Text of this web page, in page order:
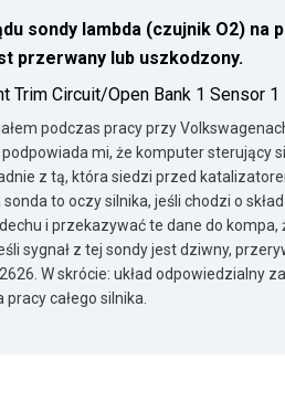
sondy lambda (czujnik O2) na
przerwany lub uszkodzony.
Trim Circuit/Open Bank 1 Sensor 1
podczas pracy przy
mi, że komputer sterujący
z tą, która siedzi przed
to oczy silnika, jeśli chodzi o
i przekazywać te dane do kompa,
sygnał z tej sondy jest dziwny,
W skrócie: układ odpowiedzialny
całego silnika.